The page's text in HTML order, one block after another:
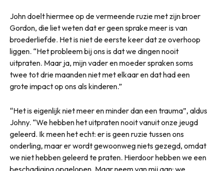
John doelt hiermee op de vermeende ruzie met zijn broer
Gordon, die liet weten dat er geen sprake meer is van
broederliefde. Het is niet de eerste keer dat ze overhoop
liggen. “Het probleem bij ons is dat we dingen nooit
uitpraten. Maar ja, mijn vader en moeder spraken soms
twee tot drie maanden niet met elkaar en dat had een
grote impact op ons als kinderen.”
“Het is eigenlijk niet meer en minder dan een trauma”, aldus
Johny. “We hebben het uitpraten nooit vanuit onze jeugd
geleerd. Ik meen het echt: er is geen ruzie tussen ons
onderling, maar er wordt gewoonweg niets gezegd, omdat
we niet hebben geleerd te praten. Hierdoor hebben we een
beschadiging opgelopen. Maar neem van mij aan: we